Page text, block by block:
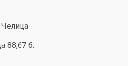
Челица
88,67 б.